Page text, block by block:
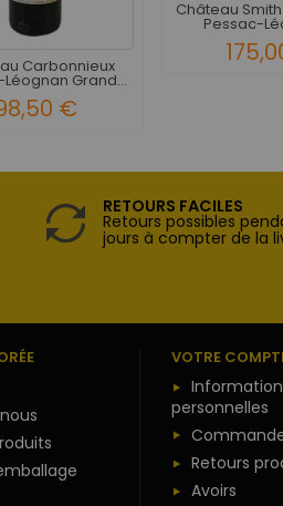
Carbonnieux
Grand...
€
Château
Pessac-
RETOURS FACILES
Retours possibles
jours à compter de la
VOTRE
personnelles
Retours
Avoirs